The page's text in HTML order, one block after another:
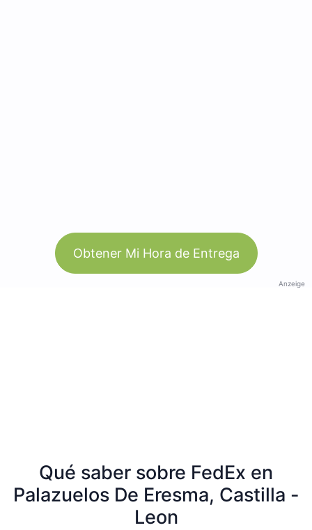
Obtener Mi Hora de Entrega
Anzeige
Qué saber sobre FedEx en
Palazuelos De Eresma, Castilla -
Leon